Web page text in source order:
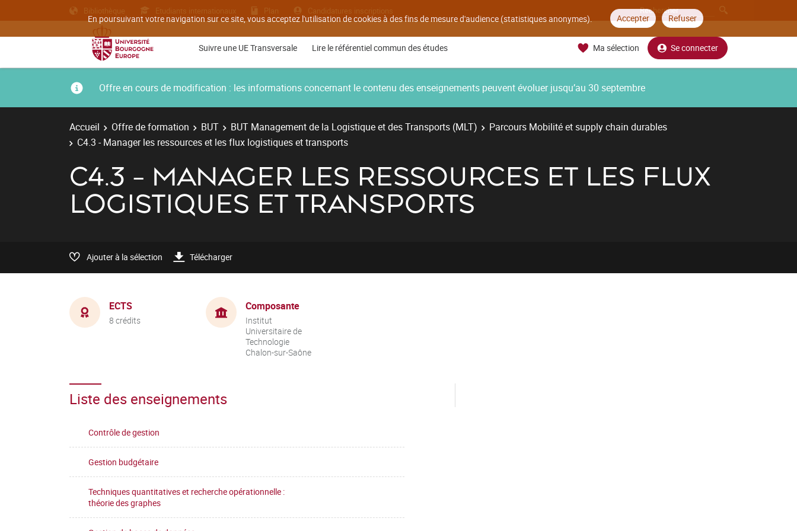
En poursuivant votre navigation sur ce site, vous acceptez l'utilisation de cookies à des fins de mesure d'audience (statistiques anonymes). Accepter Refuser
Bibliothèque Etudiants internationaux Plan Candidatures inscriptions
Suivre une UE Transversale Lire le référentiel commun des études Ma sélection Se connecter
Offre en cours de modification : les informations concernant le contenu des enseignements peuvent évoluer jusqu’au 30 septembre
Accueil Offre de formation BUT BUT Management de la Logistique et des Transports (MLT)
Parcours Mobilité et supply chain durables
C4.3 - Manager les ressources et les flux logistiques et transports
C4.3 - MANAGER LES RESSOURCES ET LES FLUX
LOGISTIQUES ET TRANSPORTS
Ajouter à la sélection Télécharger
ECTS
8 crédits
Composante
Institut
Universitaire de
Technologie
Chalon-sur-Saône
Liste des enseignements
Contrôle de gestion
Gestion budgétaire
Techniques quantitatives et recherche opérationnelle :
théorie des graphes